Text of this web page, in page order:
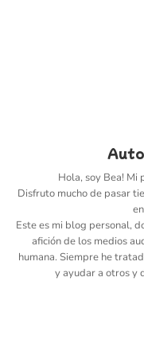
Hola, soy Bea! Mi
Disfruto mucho de pasar
Este es mi blog personal,
afición de los medios
humana. Siempre he
y ayudar a otros y